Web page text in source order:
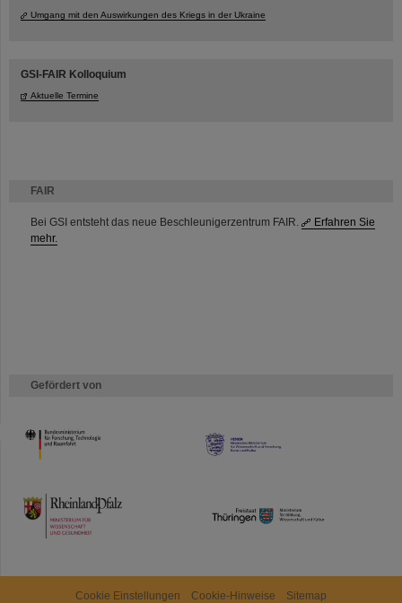
FAIR
Bei GSI entsteht das neue Beschleunigerzentrum FAIR.
Erfahren Sie
mehr.
Gefördert von
HMWK
TMWWDG
Umgang mit den Auswirkungen des Kriegs in der Ukraine
GSI-FAIR Kolloquium
Aktuelle Termine
Cookie Einstellungen Cookie-Hinweise Sitemap